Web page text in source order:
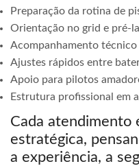
Preparação da rotina de
Orientação no grid e pré-
Acompanhamento
Ajustes rápidos entre
Apoio para pilotos
Estrutura profissional em
Cada atendimento
estratégica,
a experiência, a